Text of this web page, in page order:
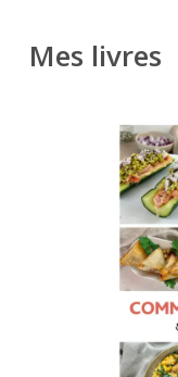
Mes livres